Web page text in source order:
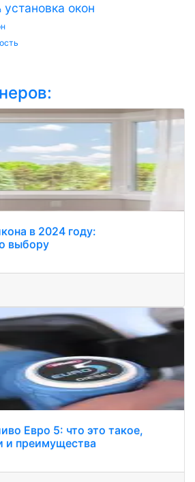
установка окон
в 2024 году:
выбору
Евро 5: что это такое,
и преимущества